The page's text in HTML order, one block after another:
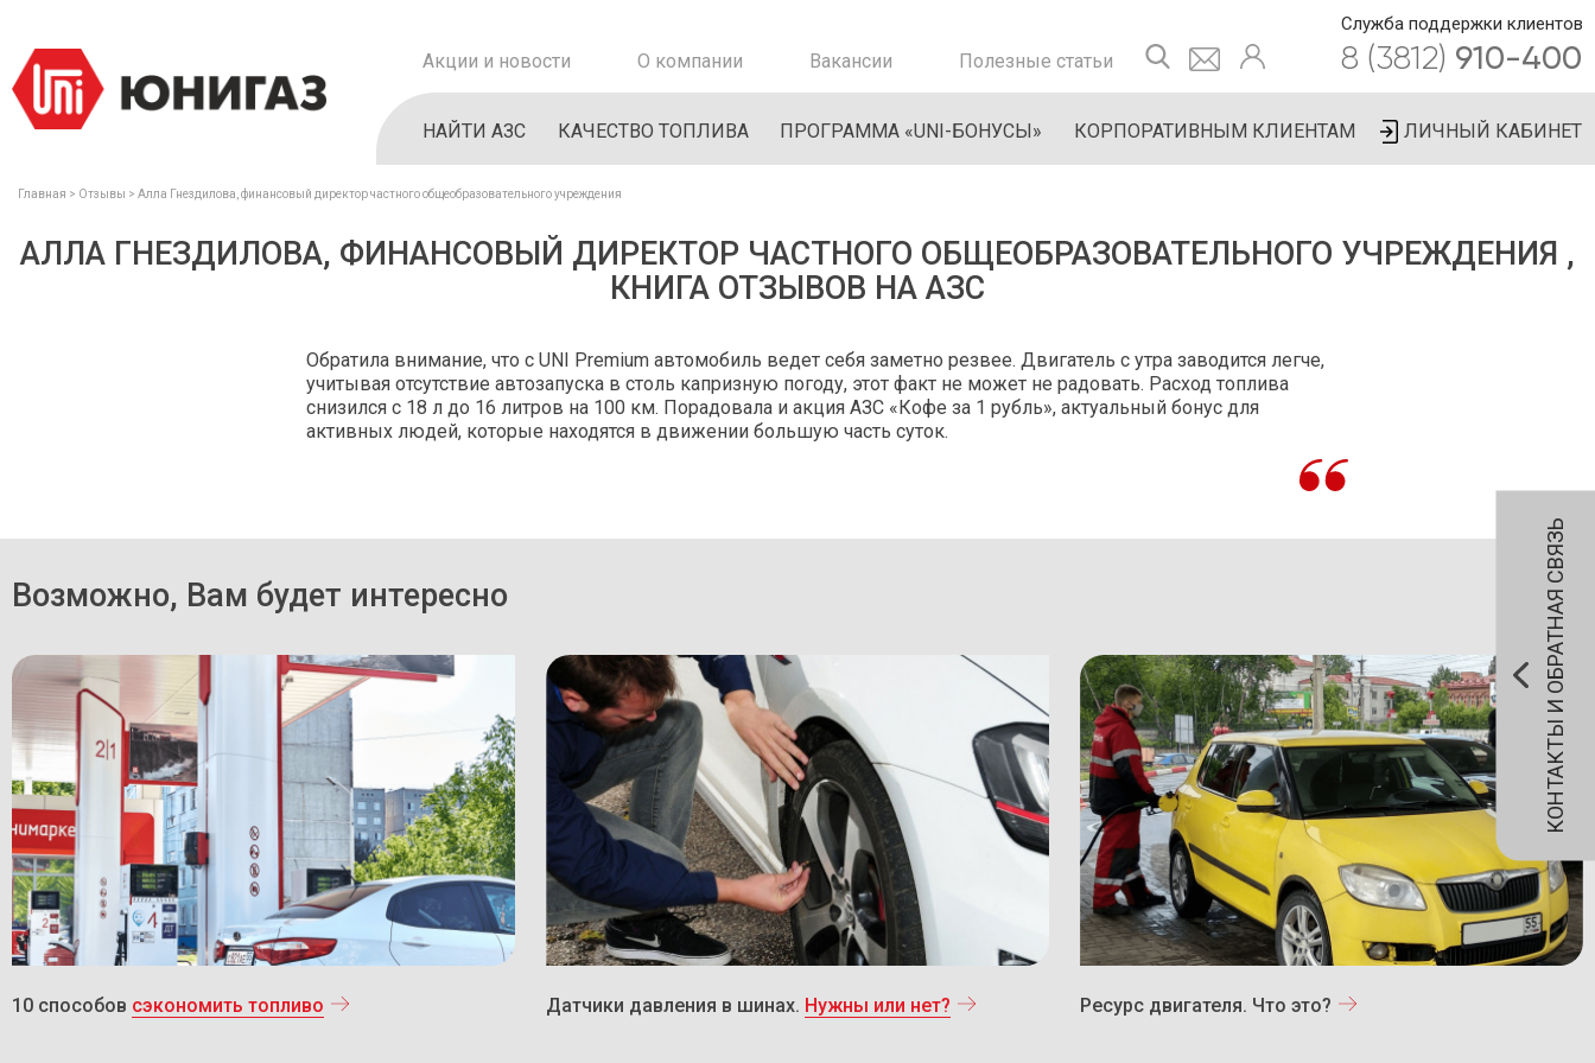
Акции и новости О компании Вакансии Полезные статьи
Служба поддержки клиентов
8 (3812) 910-400
НАЙТИ АЗС КАЧЕСТВО ТОПЛИВА ПРОГРАММА «UNI-БОНУСЫ» КОРПОРАТИВНЫМ КЛИЕНТАМ ЛИЧНЫЙ КАБИНЕТ
Главная Отзывы Алла Гнездилова, финансовый директор частного общеобразовательного учреждения
АЛЛА ГНЕЗДИЛОВА, ФИНАНСОВЫЙ ДИРЕКТОР ЧАСТНОГО ОБЩЕОБРАЗОВАТЕЛЬНОГО УЧРЕЖДЕНИЯ ,
КНИГА ОТЗЫВОВ НА АЗС
Обратила внимание, что с UNI Premium автомобиль ведет себя заметно резвее. Двигатель с утра заводится легче,
учитывая отсутствие автозапуска в столь капризную погоду, этот факт не может не радовать. Расход топлива
снизился с 18 л до 16 литров на 100 км. Порадовала и акция АЗС «Кофе за 1 рубль», актуальный бонус для
активных людей, которые находятся в движении большую часть суток.
Возможно, Вам будет интересно
10 способов сэкономить топливо Датчики давления в шинах. Нужны или нет? Ресурс двигателя. Что это?
КОНТАКТЫ И ОБРАТНАЯ СВЯЗЬ